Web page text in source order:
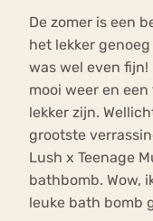
De zomer is een
het lekker
was wel even
mooi weer en
lekker zijn.
grootste
Lush x Teenage
bathbomb. Wow,
leuke bath bomb